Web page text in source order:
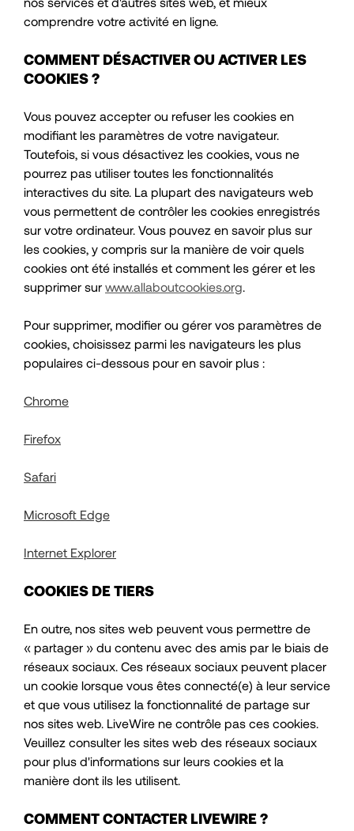
comprendre votre activité en ligne.
COMMENT DÉSACTIVER OU ACTIVER LES
COOKIES ?
Vous pouvez accepter ou refuser les cookies en
modifiant les paramètres de votre navigateur.
Toutefois, si vous désactivez les cookies, vous ne
pourrez pas utiliser toutes les fonctionnalités
interactives du site. La plupart des navigateurs web
vous permettent de contrôler les cookies enregistrés
sur votre ordinateur. Vous pouvez en savoir plus sur
les cookies, y compris sur la manière de voir quels
cookies ont été installés et comment les gérer et les
supprimer sur www.allaboutcookies.org.
Pour supprimer, modifier ou gérer vos paramètres de
cookies, choisissez parmi les navigateurs les plus
populaires ci-dessous pour en savoir plus :
Chrome
Firefox
Safari
Microsoft Edge
Internet Explorer
COOKIES DE TIERS
En outre, nos sites web peuvent vous permettre de
« partager » du contenu avec des amis par le biais de
réseaux sociaux. Ces réseaux sociaux peuvent placer
un cookie lorsque vous êtes connecté(e) à leur service
et que vous utilisez la fonctionnalité de partage sur
nos sites web. LiveWire ne contrôle pas ces cookies.
Veuillez consulter les sites web des réseaux sociaux
pour plus d'informations sur leurs cookies et la
manière dont ils les utilisent.
COMMENT CONTACTER LIVEWIRE ?